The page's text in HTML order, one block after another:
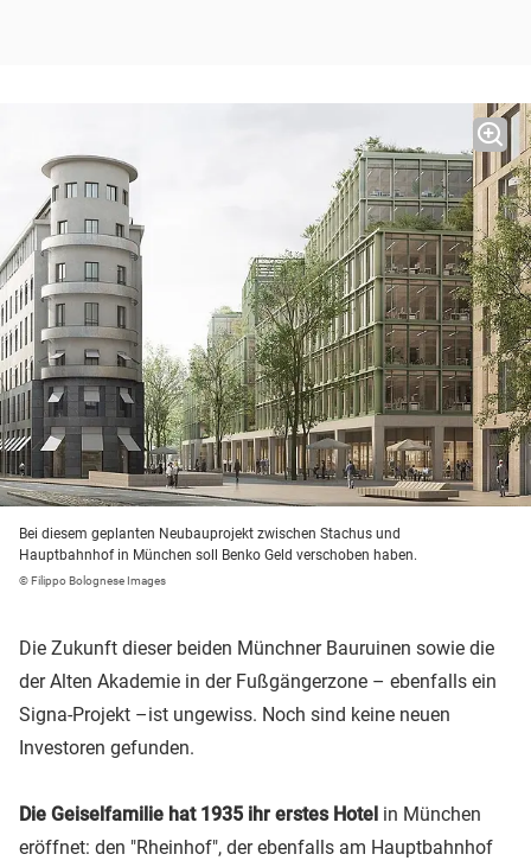
Bei diesem geplanten Neubauprojekt zwischen Stachus und
Hauptbahnhof in München soll Benko Geld verschoben haben.
© Filippo Bolognese Images
Die Zukunft dieser beiden Münchner Bauruinen sowie die
der Alten Akademie in der Fußgängerzone – ebenfalls ein
Signa-Projekt –ist ungewiss. Noch sind keine neuen
Investoren gefunden.
Die Geiselfamilie hat 1935 ihr erstes Hotel in München
eröffnet: den "Rheinhof", der ebenfalls am Hauptbahnhof